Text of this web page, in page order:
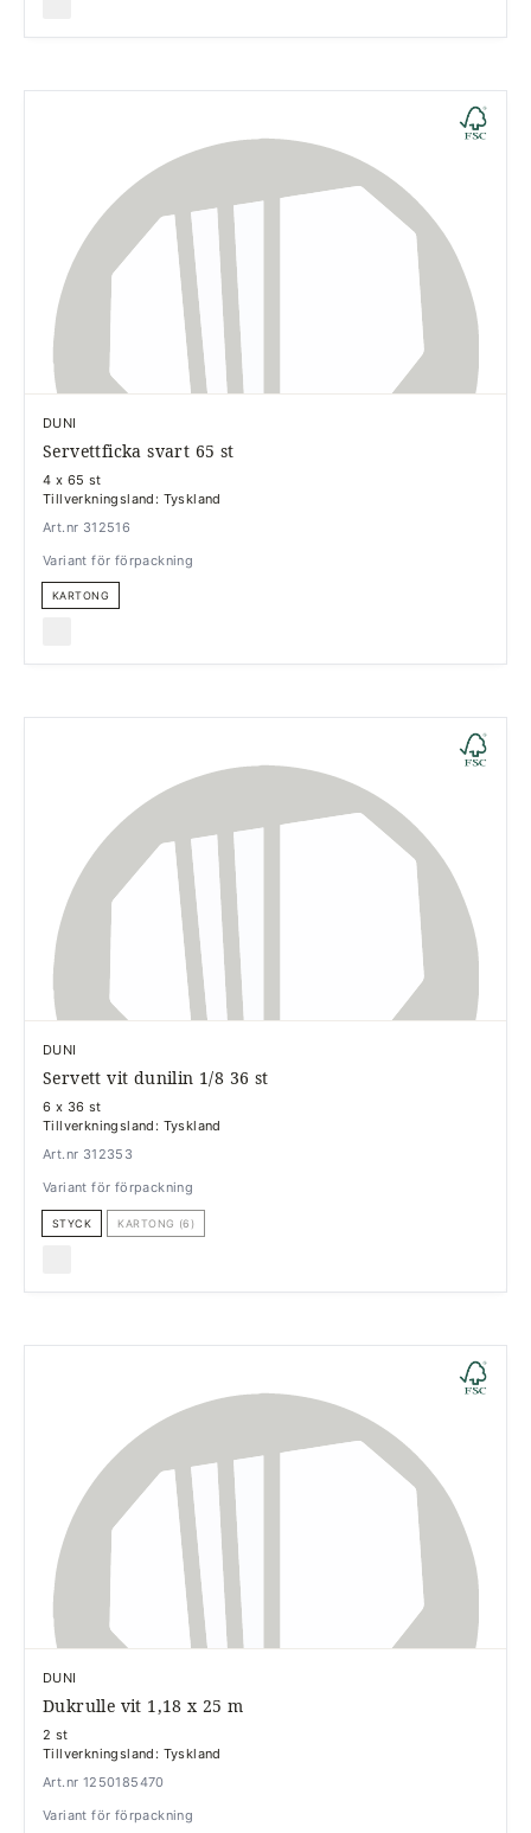
DUNI
Servettficka svart 65 st
4 x 65 st
Tillverkningsland: Tyskland
Art.nr 312516
Variant för förpackning
KARTONG
DUNI
Servett vit dunilin 1/8 36 st
6 x 36 st
Tillverkningsland: Tyskland
Art.nr 312353
Variant för förpackning
STYCK KARTONG (6)
DUNI
Dukrulle vit 1,18 x 25 m
2 st
Tillverkningsland: Tyskland
Art.nr 1250185470
Variant för förpackning